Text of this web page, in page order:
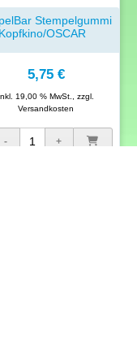
Stempelgummi
OSCAR
5,75 €
19,00 % MwSt., zzgl.
Versandkosten